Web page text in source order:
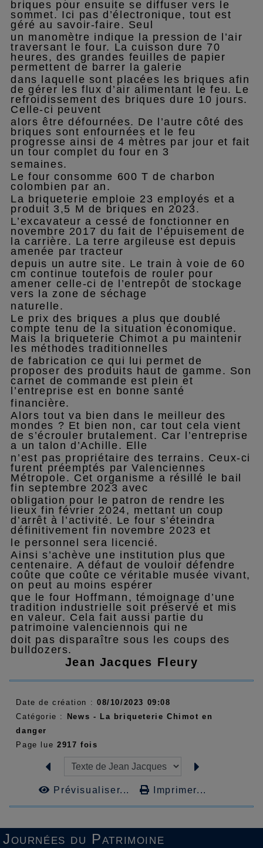
Journées du Patrimoine
briques pour ensuite se diffuser vers le
sommet. Ici pas d’électronique, tout est
géré au savoir-faire. Seul
un manomètre indique la pression de l’air
traversant le four. La cuisson dure 70
heures, des grandes feuilles de papier
permettent de barrer la galerie
dans laquelle sont placées les briques afin
de gérer les flux d’air alimentant le feu. Le
refroidissement des briques dure 10 jours.
Celle-ci peuvent
alors être défournées. De l’autre côté des
briques sont enfournées et le feu
progresse ainsi de 4 mètres par jour et fait
un tour complet du four en 3
semaines.
Le four consomme 600 T de charbon
colombien par an.
La briqueterie emploie 23 employés et a
produit 3,5 M de briques en 2023.
L’excavateur a cessé de fonctionner en
novembre 2017 du fait de l’épuisement de
la carrière. La terre argileuse est depuis
amenée par tracteur
depuis un autre site. Le train à voie de 60
cm continue toutefois de rouler pour
amener celle-ci de l’entrepôt de stockage
vers la zone de séchage
naturelle.
Le prix des briques a plus que doublé
compte tenu de la situation économique.
Mais la briqueterie Chimot a pu maintenir
les méthodes traditionnelles
de fabrication ce qui lui permet de
proposer des produits haut de gamme. Son
carnet de commande est plein et
l’entreprise est en bonne santé
financière.
Alors tout va bien dans le meilleur des
mondes ? Et bien non, car tout cela vient
de s’écrouler brutalement. Car l’entreprise
a un talon d’Achille. Elle
n’est pas propriétaire des terrains. Ceux-ci
furent préemptés par Valenciennes
Métropole. Cet organisme a résillé le bail
fin septembre 2023 avec
obligation pour le patron de rendre les
lieux fin février 2024, mettant un coup
d’arrêt à l’activité. Le four s’éteindra
définitivement fin novembre 2023 et
le personnel sera licencié.
Ainsi s’achève une institution plus que
centenaire. A défaut de vouloir défendre
coûte que coûte ce véritable musée vivant,
on peut au moins espérer
que le four Hoffmann, témoignage d’une
tradition industrielle soit préservé et mis
en valeur. Cela fait aussi partie du
patrimoine valenciennois qui ne
doit pas disparaître sous les coups des
bulldozers.
Jean Jacques Fleury
Date de création : 08/10/2023 09:08
Catégorie :
News - La briqueterie Chimot en
danger
Page lue 2917 fois
Prévisualiser... Imprimer...